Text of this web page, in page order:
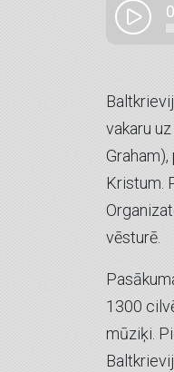
vakaru
Kristum.
vēsturē.
1300
mūziķi.